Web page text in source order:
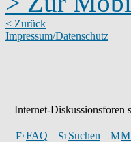
< Zurück
Impressum/Datenschutz
Internet-
FAQ Suchen